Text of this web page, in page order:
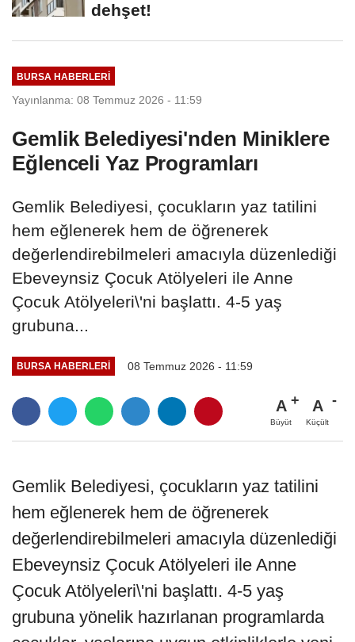
dehşet!
BURSA HABERLERI
Yayınlanma: 08 Temmuz 2026 - 11:59
Gemlik Belediyesi'nden Miniklere
Eğlenceli Yaz Programları
Gemlik Belediyesi, çocukların yaz tatilini
hem eğlenerek hem de öğrenerek
değerlendirebilmeleri amacıyla düzenlediği
Ebeveynsiz Çocuk Atölyeleri ile Anne
Çocuk Atölyeleri\'ni başlattı. 4-5 yaş
grubuna...
BURSA HABERLERI 08 Temmuz 2026 - 11:59
A
Büyüt
A
Küçült
Gemlik Belediyesi, çocukların yaz tatilini
hem eğlenerek hem de öğrenerek
değerlendirebilmeleri amacıyla düzenlediği
Ebeveynsiz Çocuk Atölyeleri ile Anne
Çocuk Atölyeleri\'ni başlattı. 4-5 yaş
grubuna yönelik hazırlanan programlarda